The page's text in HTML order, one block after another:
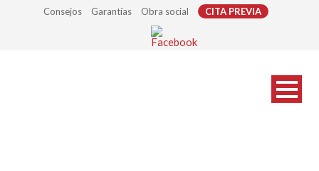
Consejos Garantías Obra social CITA PREVIA